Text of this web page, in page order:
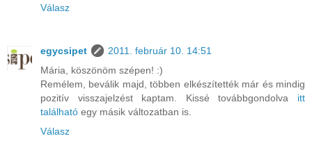
Válasz
egycsipet
2011. február 10. 14:51
Mária, köszönöm szépen! :)
Remélem, beválik majd, többen elkészítették már és mindig
pozitív visszajelzést kaptam. Kissé továbbgondolva itt
található egy másik változatban is.
Válasz